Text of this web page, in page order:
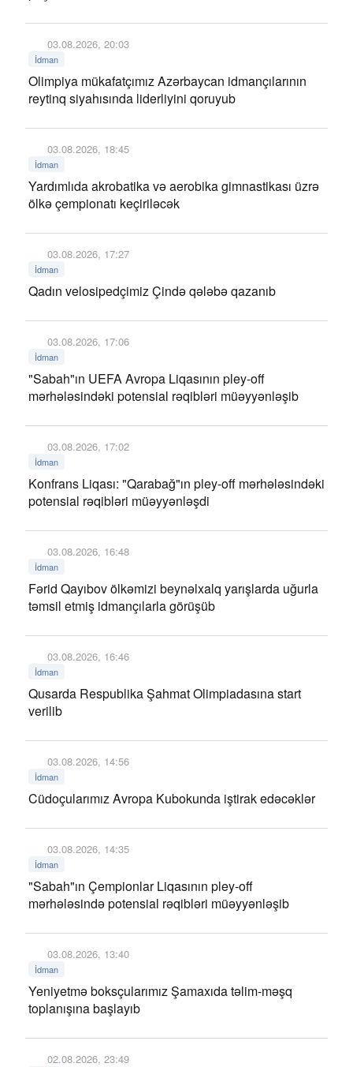
03.08.2026, 20:03
İdman
Olimpiya mükafatçımız Azərbaycan idmançılarının
reytinq siyahısında liderliyini qoruyub
03.08.2026, 18:45
İdman
Yardımlıda akrobatika və aerobika gimnastikası üzrə
ölkə çempionatı keçiriləcək
03.08.2026, 17:27
İdman
Qadın velosipedçimiz Çində qələbə qazanıb
03.08.2026, 17:06
İdman
"Sabah"ın UEFA Avropa Liqasının pley-off
mərhələsindəki potensial rəqibləri müəyyənləşib
03.08.2026, 17:02
İdman
Konfrans Liqası: "Qarabağ"ın pley-off mərhələsindəki
potensial rəqibləri müəyyənləşdi
03.08.2026, 16:48
İdman
Fərid Qayıbov ölkəmizi beynəlxalq yarışlarda uğurla
təmsil etmiş idmançılarla görüşüb
03.08.2026, 16:46
İdman
Qusarda Respublika Şahmat Olimpiadasına start
verilib
03.08.2026, 14:56
İdman
Cüdoçularımız Avropa Kubokunda iştirak edəcəklər
03.08.2026, 14:35
İdman
"Sabah"ın Çempionlar Liqasının pley-off
mərhələsində potensial rəqibləri müəyyənləşib
03.08.2026, 13:40
İdman
Yeniyetmə boksçularımız Şamaxıda təlim-məşq
toplanışına başlayıb
02.08.2026, 23:49